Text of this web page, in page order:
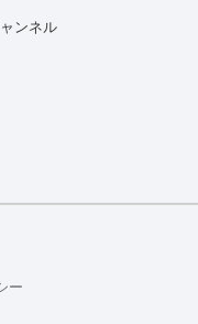
ンネル
ー